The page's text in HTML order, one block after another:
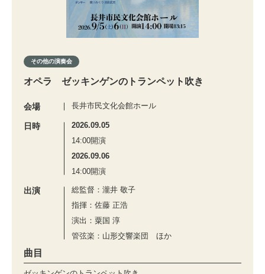
その他の演奏会
オペラ ゼッキンゲンのトランペット吹き
会場 長井市民文化会館ホール
日時
2026.09.05
14:00開演
2026.09.06
14:00開演
出演
総監督：瀧井 敬子
指揮：佐藤 正浩
演出：粟国 淳
管弦楽：山形交響楽団 ほか
曲目